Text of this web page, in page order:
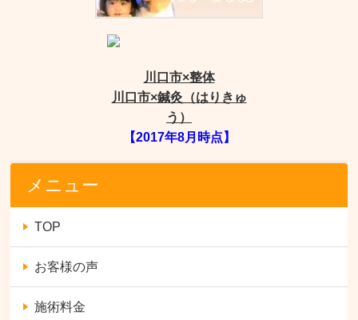
川口市×整体
川口市×鍼灸（はりきゅ
う）
【2017年8月時点】
メニュー
TOP
お客様の声
施術料金